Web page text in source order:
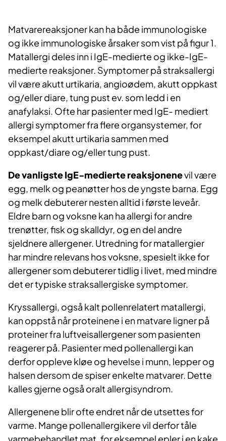
Matvarereaksjoner kan ha både immunologiske
og ikke immunologiske årsaker som vist på figur 1.
Matallergi deles inn i IgE-medierte og ikke-IgE-
medierte reaksjoner. Symptomer på straksallergi
vil være akutt urtikaria, angioødem, akutt oppkast
og/eller diare, tung pust ev. som ledd i en
anafylaksi. Ofte har pasienter med IgE- mediert
allergi symptomer fra flere organsystemer, for
eksempel akutt urtikaria sammen med
oppkast/diare og/eller tung pust.
De vanligste IgE-medierte reaksjonenevil være
egg, melk og peanøtter hos de yngste barna. Egg
og melk debuterer nesten alltid i første leveår.
Eldre barn og voksne kan ha allergi for andre
trenøtter, fisk og skalldyr, og en del andre
sjeldnere allergener. Utredning for matallergier
har mindre relevans hos voksne, spesielt ikke for
allergener som debuterer tidlig i livet, med mindre
det er typiske straksallergiske symptomer.
Kryssallergi, også kalt pollenrelatert matallergi,
kan oppstå når proteinene i en matvare ligner på
proteiner fra luftveisallergener som pasienten
reagerer på. Pasienter med pollenallergi kan
derfor oppleve kløe og hevelse i munn, lepper og
halsen dersom de spiser enkelte matvarer. Dette
kalles gjerne også oralt allergisyndrom.
Allergenene blir ofte endret når de utsettes for
varme. Mange pollenallergikere vil derfor tåle